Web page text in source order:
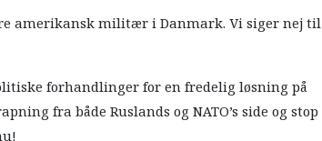
amerikansk militær i Danmark. Vi siger nej til
forhandlinger for en fredelig løsning på
fra både Ruslands og NATO’s side og stop